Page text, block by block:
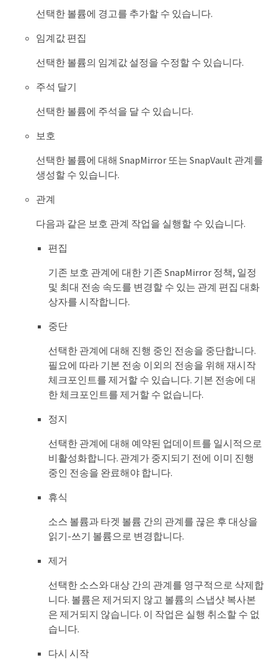
선택한 볼륨에 경고를 추가할 수 있습니다.
임계값 편집
선택한 볼륨의 임계값 설정을 수정할 수 있습니다.
주석 달기
선택한 볼륨에 주석을 달 수 있습니다.
보호
선택한 볼륨에 대해 SnapMirror 또는 SnapVault 관계를
생성할 수 있습니다.
관계
다음과 같은 보호 관계 작업을 실행할 수 있습니다.
편집
기존 보호 관계에 대한 기존 SnapMirror 정책, 일정
및 최대 전송 속도를 변경할 수 있는 관계 편집 대화
상자를 시작합니다.
중단
선택한 관계에 대해 진행 중인 전송을 중단합니다.
필요에 따라 기본 전송 이외의 전송을 위해 재시작
체크포인트를 제거할 수 있습니다. 기본 전송에 대
한 체크포인트를 제거할 수 없습니다.
정지
선택한 관계에 대해 예약된 업데이트를 일시적으로
비활성화합니다. 관계가 중지되기 전에 이미 진행
중인 전송을 완료해야 합니다.
휴식
소스 볼륨과 타겟 볼륨 간의 관계를 끊은 후 대상을
읽기-쓰기 볼륨으로 변경합니다.
제거
선택한 소스와 대상 간의 관계를 영구적으로 삭제합
니다. 볼륨은 제거되지 않고 볼륨의 스냅샷 복사본
은 제거되지 않습니다. 이 작업은 실행 취소할 수 없
습니다.
다시 시작